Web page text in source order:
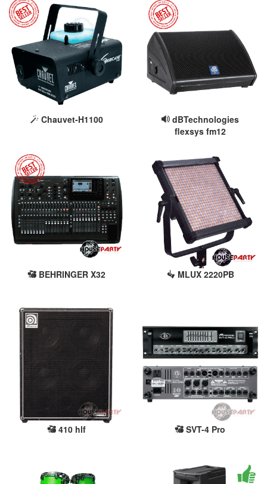
Chauvet-H1100
dBTechnologies
flexsys fm12
BEHRINGER X32 MLUX 2220PB
410 hlf SVT-4 Pro